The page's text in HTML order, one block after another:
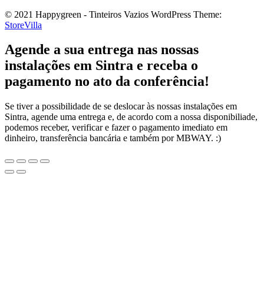
© 2021 Happygreen - Tinteiros Vazios WordPress Theme:
StoreVilla
Agende a sua entrega nas nossas
instalações em Sintra e receba o
pagamento no ato da conferência!
Se tiver a possibilidade de se deslocar às nossas instalações em
Sintra, agende uma entrega e, de acordo com a nossa disponibiliade,
podemos receber, verificar e fazer o pagamento imediato em
dinheiro, transferência bancária e também por MBWAY. :)